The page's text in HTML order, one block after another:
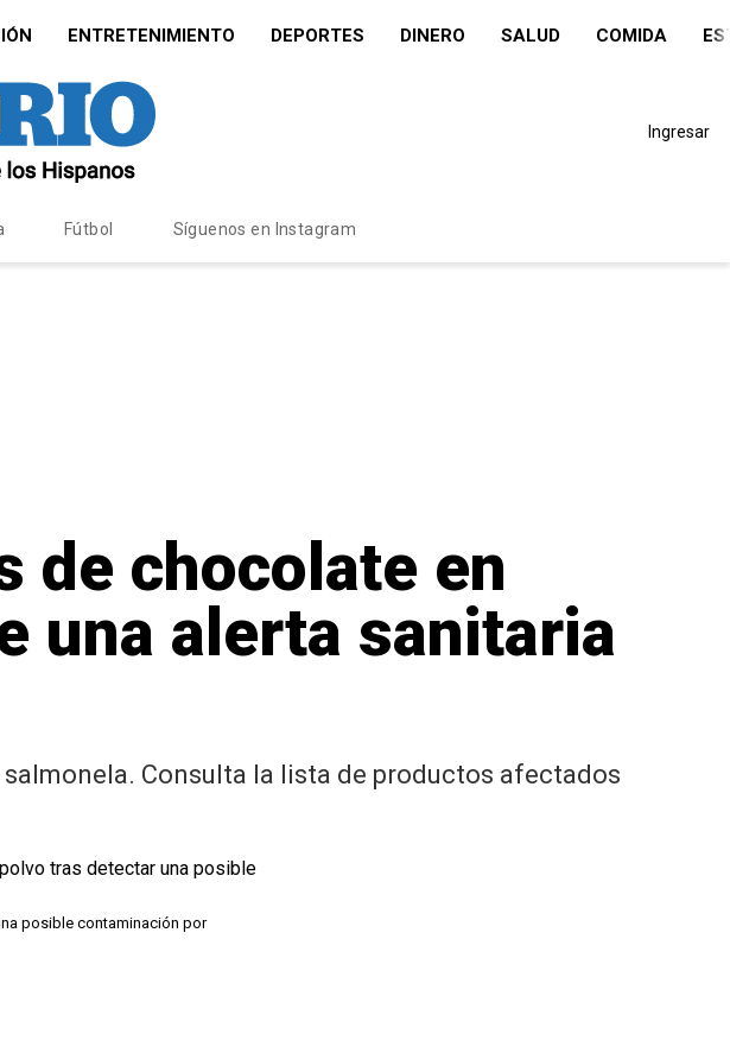
ENTRETENIMIENTO DEPORTES DINERO SALUD COMIDA
Ingresar
Fútbol Síguenos en Instagram
de chocolate en
una alerta sanitaria
Consulta la lista de productos afectados
posible contaminación por